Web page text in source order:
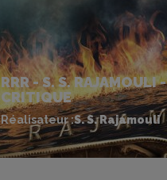
RRR - S. S. RAJAMOULI -
CRITIQUE
Réalisateur :S. S. Rajamouli